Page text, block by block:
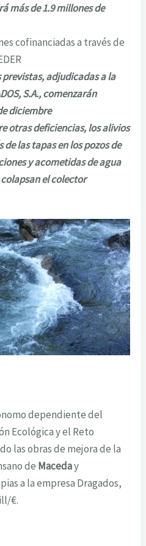
más de 1.9 millones de
cofinanciadas a través de
adjudicadas a la
S.A., comenzarán
diciembre
otras deficiencias, los alivios
de las tapas en los pozos de
y acometidas de agua
el colector
dependiente del
Ecológica y el Reto
las obras de mejora de la
de Maceday
a la empresa Dragados,
€.